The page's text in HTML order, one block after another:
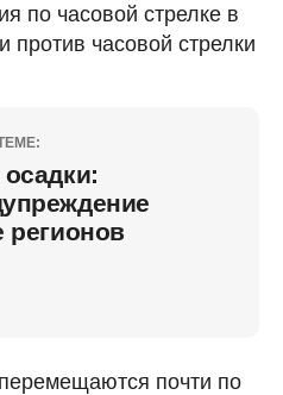
по часовой стрелке в
часовой стрелки
регионов
почти по